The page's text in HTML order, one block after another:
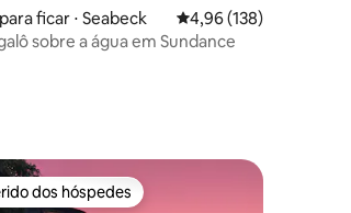
ficar ⋅ Seabeck 4,96 de uma avaliação
4,96 (138)
sobre a água em Sundance
dos hóspedes
dos hóspedes